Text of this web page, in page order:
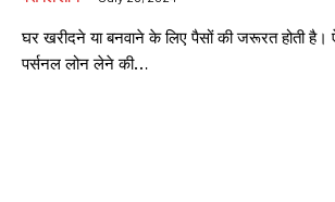
घर खरीदने या बनवाने के लिए पैसों की जरूरत होती है।
पर्सनल लोन लेने की…